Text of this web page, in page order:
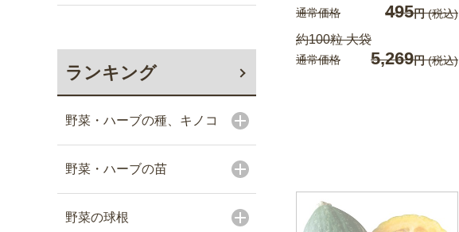
ランキング
野菜・ハーブの種、キノコ
野菜・ハーブの苗
野菜の球根
通常価格 495円(税込)
約100粒 大袋
通常価格 5,269円(税込)